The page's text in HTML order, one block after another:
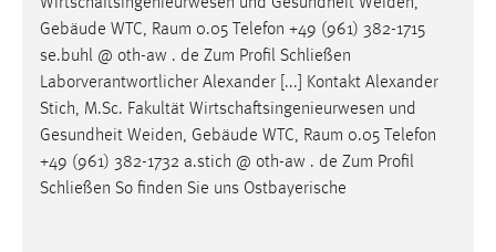
Wirtschaftsingenieurwesen und Gesundheit Weiden,
Gebäude WTC, Raum 0.05 Telefon +49 (961) 382-1715
se.buhl @ oth-aw . de Zum Profil Schließen
Laborverantwortlicher Alexander [...] Kontakt Alexander
Stich, M.Sc. Fakultät Wirtschaftsingenieurwesen und
Gesundheit Weiden, Gebäude WTC, Raum 0.05 Telefon
+49 (961) 382-1732 a.stich @ oth-aw . de Zum Profil
Schließen So finden Sie uns Ostbayerische